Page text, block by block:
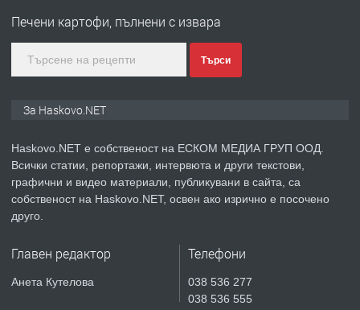
асфалт 0889 537 426
преди 3 дни
ПРЕДЛАГА
№4119 Едностаен обзаведен
Печени картофи, пълнени с извара
Търси
За Haskovo.NET
Haskovo.NET е собственост на ЕСКОМ МЕДИА ГРУП ООД.
Всички статии, репортажи, интервюта и други текстови,
графични и видео материали, публикувани в сайта, са
собственост на Haskovo.NET, освен ако изрично е посочено
друго.
Главен редактор
Анета Кутелова
Телефони
038 536 277
038 536 555